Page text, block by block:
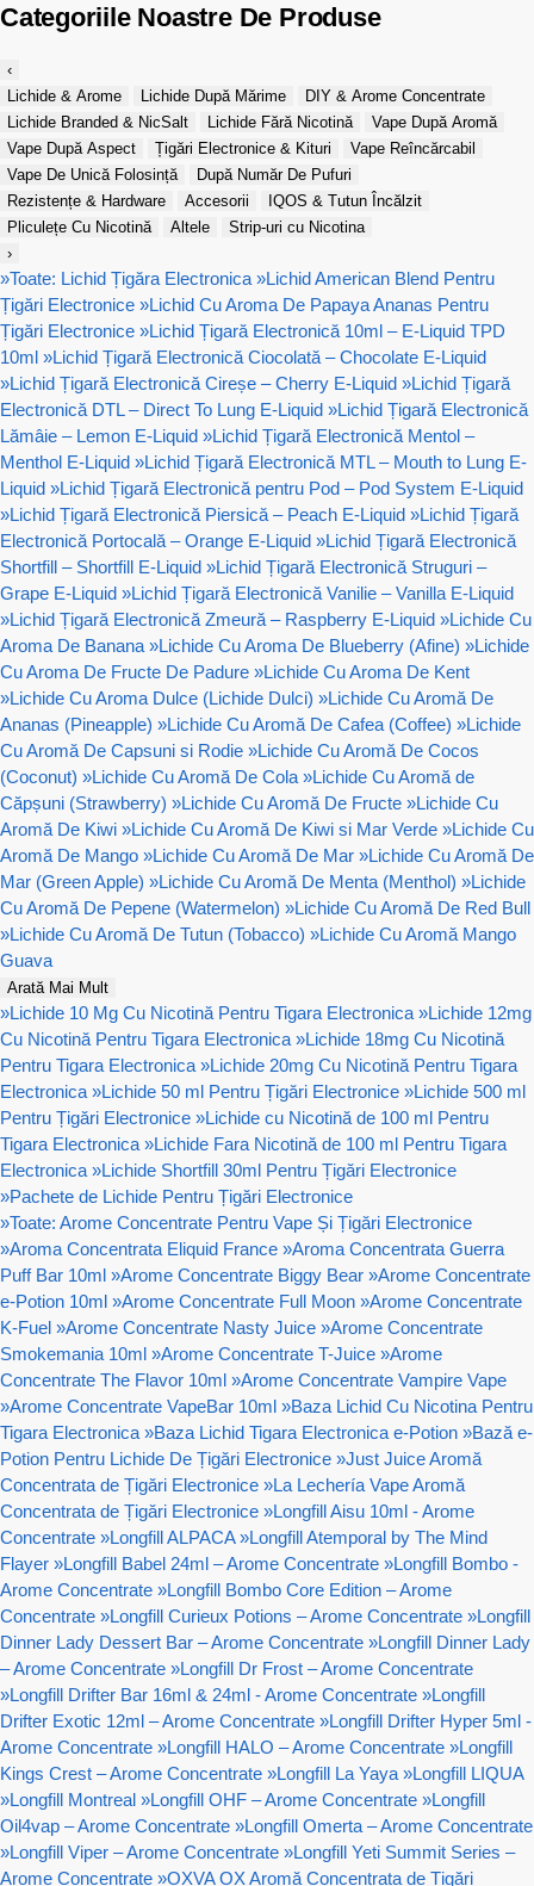
Categoriile Noastre De Produse
‹
Lichide & Arome
Lichide După Mărime
DIY & Arome Concentrate
Lichide Branded & NicSalt
Lichide Fără Nicotină
Vape După Aromă
Vape După Aspect
Țigări Electronice & Kituri
Vape Reîncărcabil
Vape De Unică Folosință
După Număr De Pufuri
Rezistențe & Hardware
Accesorii
IQOS & Tutun Încălzit
Pliculețe Cu Nicotină
Altele
Strip-uri cu Nicotina
›
»Toate: Lichid Țigăra Electronica »Lichid American Blend Pentru
Țigări Electronice »Lichid Cu Aroma De Papaya Ananas Pentru
Țigări Electronice »Lichid Țigară Electronică 10ml – E-Liquid TPD
10ml »Lichid Țigară Electronică Ciocolată – Chocolate E-Liquid
»Lichid Țigară Electronică Cireșe – Cherry E-Liquid »Lichid Țigară
Electronică DTL – Direct To Lung E-Liquid »Lichid Țigară Electronică
Lămâie – Lemon E-Liquid »Lichid Țigară Electronică Mentol –
Menthol E-Liquid »Lichid Țigară Electronică MTL – Mouth to Lung E-
Liquid »Lichid Țigară Electronică pentru Pod – Pod System E-Liquid
»Lichid Țigară Electronică Piersică – Peach E-Liquid »Lichid Țigară
Electronică Portocală – Orange E-Liquid »Lichid Țigară Electronică
Shortfill – Shortfill E-Liquid »Lichid Țigară Electronică Struguri –
Grape E-Liquid »Lichid Țigară Electronică Vanilie – Vanilla E-Liquid
»Lichid Țigară Electronică Zmeură – Raspberry E-Liquid »Lichide Cu
Aroma De Banana »Lichide Cu Aroma De Blueberry (Afine) »Lichide
Cu Aroma De Fructe De Padure »Lichide Cu Aroma De Kent
»Lichide Cu Aroma Dulce (Lichide Dulci) »Lichide Cu Aromă De
Ananas (Pineapple) »Lichide Cu Aromă De Cafea (Coffee) »Lichide
Cu Aromă De Capsuni si Rodie »Lichide Cu Aromă De Cocos
(Coconut) »Lichide Cu Aromă De Cola »Lichide Cu Aromă de
Căpșuni (Strawberry) »Lichide Cu Aromă De Fructe »Lichide Cu
Aromă De Kiwi »Lichide Cu Aromă De Kiwi si Mar Verde »Lichide Cu
Aromă De Mango »Lichide Cu Aromă De Mar »Lichide Cu Aromă De
Mar (Green Apple) »Lichide Cu Aromă De Menta (Menthol) »Lichide
Cu Aromă De Pepene (Watermelon) »Lichide Cu Aromă De Red Bull
»Lichide Cu Aromă De Tutun (Tobacco) »Lichide Cu Aromă Mango
Guava
Arată Mai Mult
»Lichide 10 Mg Cu Nicotină Pentru Tigara Electronica »Lichide 12mg
Cu Nicotină Pentru Tigara Electronica »Lichide 18mg Cu Nicotină
Pentru Tigara Electronica »Lichide 20mg Cu Nicotină Pentru Tigara
Electronica »Lichide 50 ml Pentru Țigări Electronice »Lichide 500 ml
Pentru Țigări Electronice »Lichide cu Nicotină de 100 ml Pentru
Tigara Electronica »Lichide Fara Nicotină de 100 ml Pentru Tigara
Electronica »Lichide Shortfill 30ml Pentru Țigări Electronice
»Pachete de Lichide Pentru Țigări Electronice
»Toate: Arome Concentrate Pentru Vape Și Țigări Electronice
»Aroma Concentrata Eliquid France »Aroma Concentrata Guerra
Puff Bar 10ml »Arome Concentrate Biggy Bear »Arome Concentrate
e-Potion 10ml »Arome Concentrate Full Moon »Arome Concentrate
K-Fuel »Arome Concentrate Nasty Juice »Arome Concentrate
Smokemania 10ml »Arome Concentrate T-Juice »Arome
Concentrate The Flavor 10ml »Arome Concentrate Vampire Vape
»Arome Concentrate VapeBar 10ml »Baza Lichid Cu Nicotina Pentru
Tigara Electronica »Baza Lichid Tigara Electronica e-Potion »Bază e-
Potion Pentru Lichide De Țigări Electronice »Just Juice Aromă
Concentrata de Țigări Electronice »La Lechería Vape Aromă
Concentrata de Țigări Electronice »Longfill Aisu 10ml - Arome
Concentrate »Longfill ALPACA »Longfill Atemporal by The Mind
Flayer »Longfill Babel 24ml – Arome Concentrate »Longfill Bombo -
Arome Concentrate »Longfill Bombo Core Edition – Arome
Concentrate »Longfill Curieux Potions – Arome Concentrate »Longfill
Dinner Lady Dessert Bar – Arome Concentrate »Longfill Dinner Lady
– Arome Concentrate »Longfill Dr Frost – Arome Concentrate
»Longfill Drifter Bar 16ml & 24ml - Arome Concentrate »Longfill
Drifter Exotic 12ml – Arome Concentrate »Longfill Drifter Hyper 5ml -
Arome Concentrate »Longfill HALO – Arome Concentrate »Longfill
Kings Crest – Arome Concentrate »Longfill La Yaya »Longfill LIQUA
»Longfill Montreal »Longfill OHF – Arome Concentrate »Longfill
Oil4vap – Arome Concentrate »Longfill Omerta – Arome Concentrate
»Longfill Viper – Arome Concentrate »Longfill Yeti Summit Series –
Arome Concentrate »OXVA OX Aromă Concentrata de Țigări